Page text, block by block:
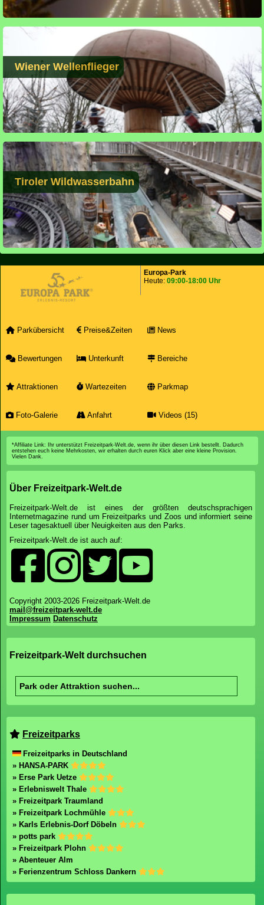
Wiener Wellenflieger
Tiroler Wildwasserbahn
Europa-Park
Heute: 09:00-18:00 Uhr
Parkübersicht Preise&Zeiten News
Bewertungen Unterkunft Bereiche
Attraktionen Wartezeiten Parkmap
Foto-Galerie Anfahrt Videos (15)
*Affiliate Link: Ihr unterstützt Freizeitpark-Welt.de, wenn ihr über diesen Link bestellt. Dadurch
entstehen euch keine Mehrkosten, wir erhalten durch euren Klick aber eine kleine Provision.
Vielen Dank.
Über Freizeitpark-Welt.de
Freizeitpark-Welt.de ist eines der größten deutschsprachigen
Internetmagazine rund um Freizeitparks und Zoos und informiert seine
Leser tagesaktuell über Neuigkeiten aus den Parks.
Freizeitpark-Welt.de ist auch auf:
Copyright 2003-2026 Freizeitpark-Welt.de
mail@freizeitpark-welt.de
Impressum Datenschutz
Freizeitpark-Welt durchsuchen
Freizeitparks
Freizeitparks in Deutschland
» HANSA-PARK
» Erse Park Uetze
» Erlebniswelt Thale
» Freizeitpark Traumland
» Freizeitpark Lochmühle
» Karls Erlebnis-Dorf Döbeln
» potts park
» Freizeitpark Plohn
» Abenteuer Alm
» Ferienzentrum Schloss Dankern